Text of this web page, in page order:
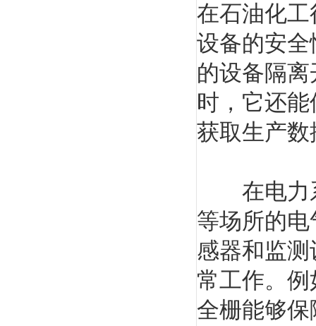
在石油化
设备的安
的设备隔
时，它还
获取生产
在电力系
等场所的
感器和监
常工作。
全栅能够